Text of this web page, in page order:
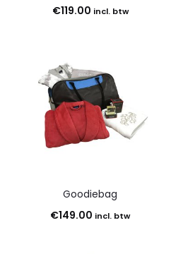
€119.00 incl. btw
Goodiebag
€149.00 incl. btw